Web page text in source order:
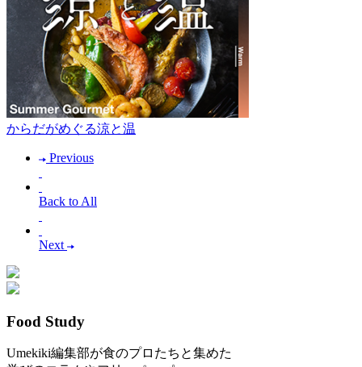
からだがめぐる涼と温
Previous
Back to All
Next
Food Study
Umekiki編集部が食のプロたちと集めた